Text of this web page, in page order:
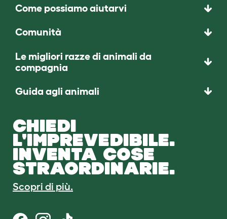
Come possiamo aiutarvi
Comunità
Le migliori razze di animali da
compagnia
Guida agli animali
CHIEDI
L'IMPREVEDIBILE.
INVENTA COSE
STRAORDINARIE.
Scopri di più.